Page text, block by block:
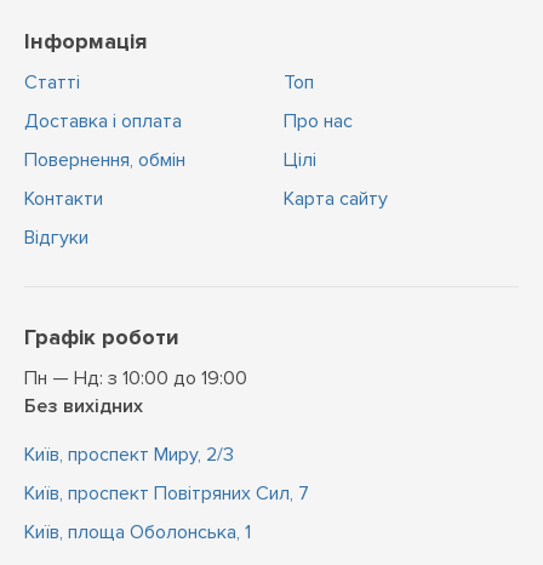
Інформація
Статті
Доставка і оплата
Повернення, обмін
Контакти
Відгуки
Топ
Про нас
Цiлi
Карта сайту
Графік роботи
Пн — Нд: з 10:00 до 19:00
Без вихідних
Київ, проспект Миру, 2/3
Київ, проспект Повітряних Сил, 7
Київ, площа Оболонська, 1